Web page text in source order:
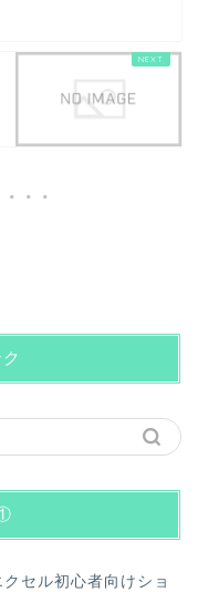
クセル初心者向けショ